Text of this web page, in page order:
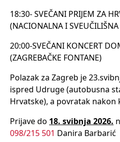
18:30- SVEČANI PRIJEM ZA
(NACIONALNA I
20:00-SVEČANI KONCERT
(ZAGREBAČKE FONTANE)
Polazak za Zagreb je
ispred Udruge (autobusna
Hrvatske), a povratak nakon
Prijave do 18. svibnja 2026.
098/215 501 Danira Barbarić